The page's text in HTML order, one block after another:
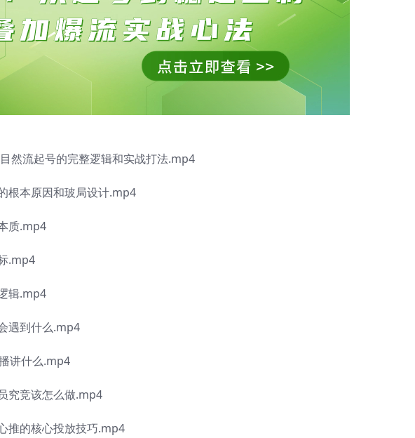
然流起号的完整逻辑和实战打法.mp4
根本原因和玻局设计.mp4
质.mp4
.mp4
辑.mp4
遇到什么.mp4
讲什么.mp4
究竞该怎么做.mp4
推的核心投放技巧.mp4